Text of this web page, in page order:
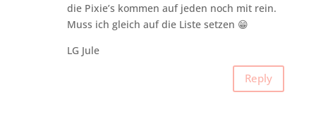
die Pixie’s kommen auf jeden noch mit rein.
Muss ich gleich auf die Liste setzen 😁
LG Jule
Reply